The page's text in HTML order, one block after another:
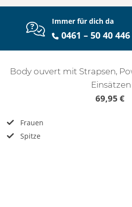
Immer für dich da
0461 – 50 40 446
Body ouvert mit Strapsen,
Einsätzen
69,95 €
Frauen
Spitze